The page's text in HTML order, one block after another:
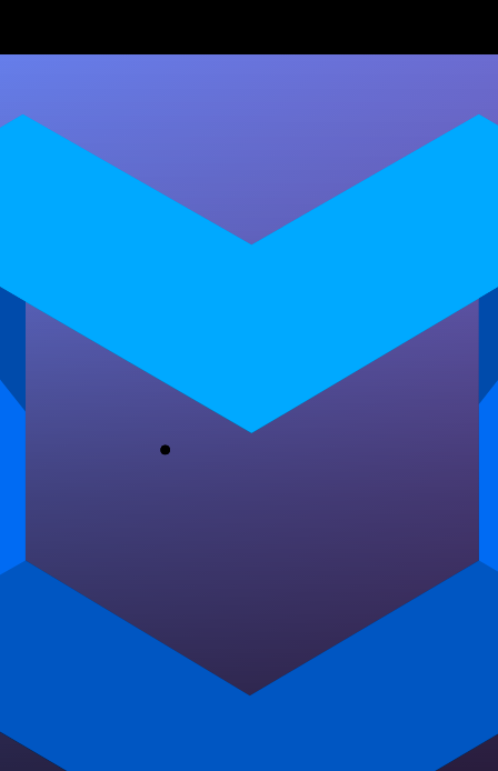
Coordenação Motora no
Autismo: Estratégias e
Práticas
Descubra atividades lúdicas para coordenação
potencializar…